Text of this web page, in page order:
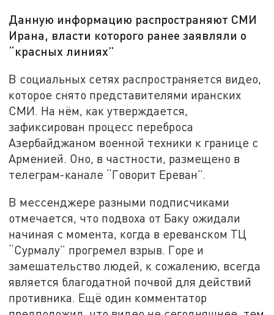
Данную информацию распространяют СМИ
Ирана, власти которого ранее заявляли о
“красных линиях”
В социальных сетях распространяется видео,
которое снято представителями иранских
СМИ. На нём, как утверждается,
зафиксирован процесс переброса
Азербайджаном военной техники к границе с
Арменией. Оно, в частности, размещено в
телеграм-канале “Говорит Ереван”.
В мессенджере разными подписчиками
отмечается, что подвоха от Баку ожидали
начиная с момента, когда в ереванском ТЦ
“Сурмалу” прогремел взрыв. Горе и
замешательство людей, к сожалению, всегда
является благодатной почвой для действий
противника. Ещё один комментатор